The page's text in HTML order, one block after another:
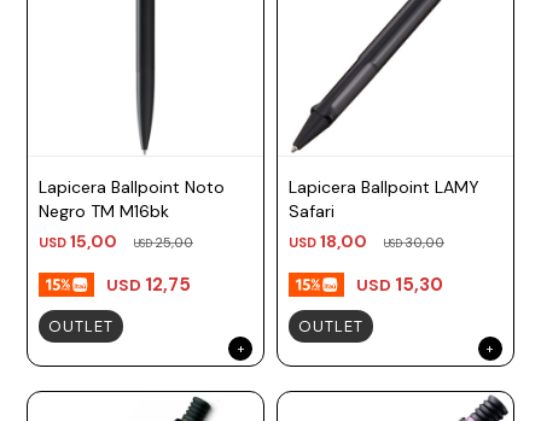
Lapicera Ballpoint Noto
Negro TM M16bk
USD 15,00 USD25,00
USD 12,75
OUTLET
Lapicera Ballpoint LAMY
Safari
USD 18,00 USD30,00
USD 15,30
OUTLET